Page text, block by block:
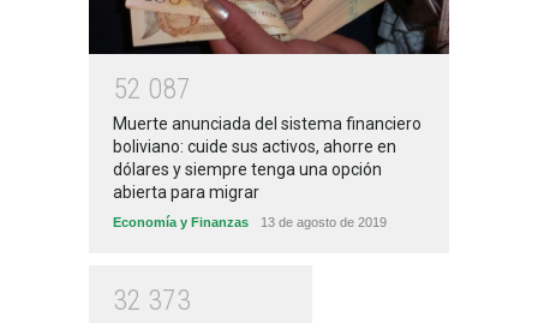
52 087
Muerte anunciada del sistema financiero
boliviano: cuide sus activos, ahorre en
dólares y siempre tenga una opción
abierta para migrar
Economía y Finanzas 13 de agosto de 2019
32 373